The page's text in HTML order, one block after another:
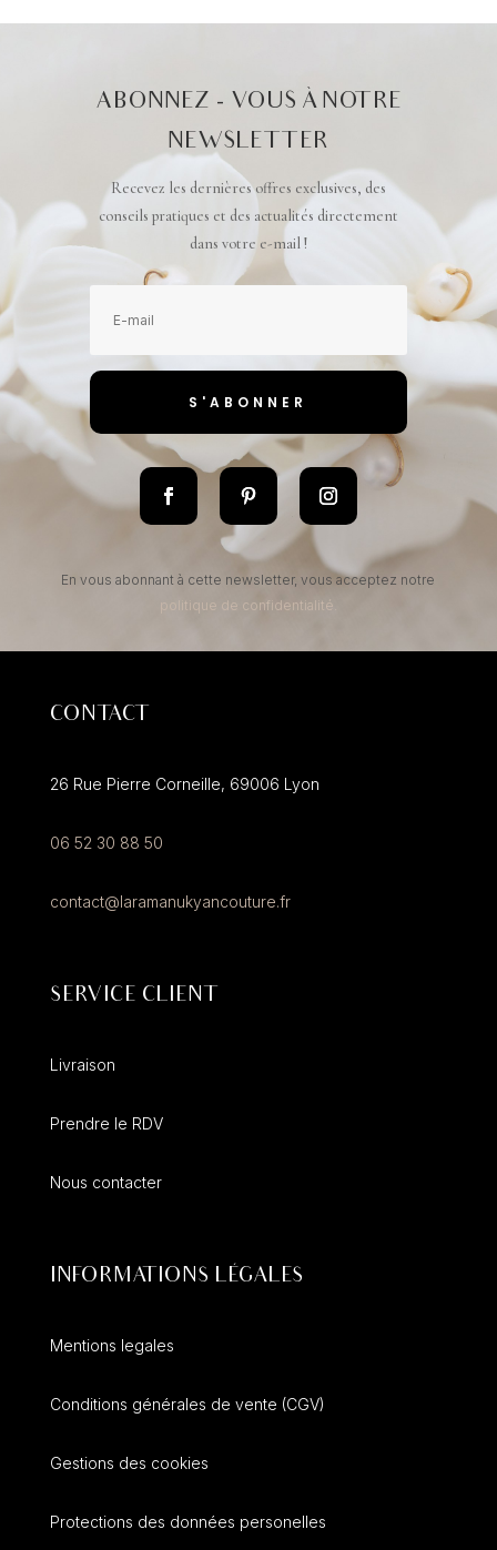
ABONNEZ - VOUS À NOTRE
NEWSLETTER
Recevez les dernières offres exclusives, des
conseils pratiques et des actualités directement
dans votre e-mail !
S'ABONNER
En vous abonnant à cette newsletter, vous acceptez notre
politique de confidentialité.
CONTACT
26 Rue Pierre Corneille, 69006 Lyon
06 52 30 88 50
contact@laramanukyancouture.fr
SERVICE CLIENT
Livraison
Prendre le RDV
Nous contacter
INFORMATIONS LÉGALES
Mentions legales
Conditions générales de vente (CGV)
Gestions des cookies
Protections des données personelles